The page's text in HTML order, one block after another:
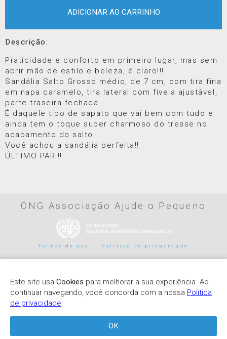
ADICIONAR AO CARRINHO
Descrição:
Praticidade e conforto em primeiro lugar, mas sem
abrir mão de estilo e beleza, é claro!!!
Sandália Salto Grosso médio, de 7 cm, com tira fina
em napa caramelo, tira lateral com fivela ajustável,
parte traseira fechada.
É daquele tipo de sapato que vai bem com tudo e
ainda tem o toque super charmoso do tresse no
acabamento do salto.
Você achou a sandália perfeita!!
ÚLTIMO PAR!!!
ONG Associação Ajude o Pequeno
Termos de uso Politica de privacidade
Este site usa Cookies para melhorar a sua experiência. Ao
continuar navegando, você concorda com a nossa Politica
de privacidade.
OK